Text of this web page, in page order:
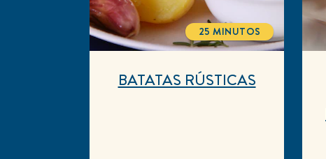
BATATAS RÚSTICAS
TOTALTIME
25 MINUTOS